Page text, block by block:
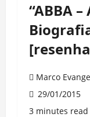
“ABBA –
Marco
29/01/2015
3 minutes read